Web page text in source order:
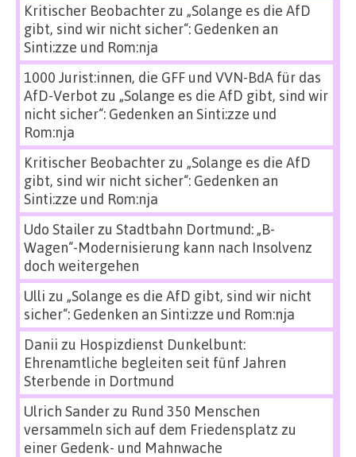
Kritischer Beobachterzu „Solange es die AfD
gibt, sind wir nicht sicher“: Gedenken an
Sinti:zze und Rom:nja
1000 Jurist:innen, die GFF und VVN-BdA für das
AfD-Verbot zu „Solange es die AfD gibt, sind wir
nicht sicher“: Gedenken an Sinti:zze und
Rom:nja
Kritischer Beobachterzu „Solange es die AfD
gibt, sind wir nicht sicher“: Gedenken an
Sinti:zze und Rom:nja
Udo Stailerzu Stadtbahn Dortmund: „B-
Wagen“-Modernisierung kann nach Insolvenz
doch weitergehen
Ulli zu „Solange es die AfD gibt, sind wir nicht
sicher“: Gedenken an Sinti:zze und Rom:nja
Danii zu Hospizdienst Dunkelbunt:
Ehrenamtliche begleiten seit fünf Jahren
Sterbende in Dortmund
Ulrich Sanderzu Rund 350 Menschen
versammeln sich auf dem Friedensplatz zu
einer Gedenk- und Mahnwache